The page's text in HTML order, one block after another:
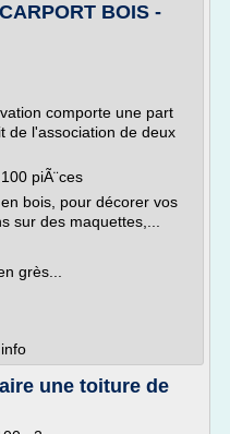
BOIS -
comporte une part
de l'association de deux
piÃ¨ces
bois, pour décorer vos
sur des maquettes,...
grès...
une toiture de